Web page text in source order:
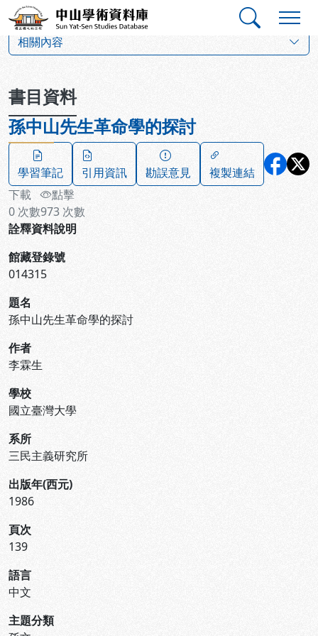
跳到主要內容
中山學術資料庫
相關內容
書目資料
孫中山先生革命學的探討
學習筆記 引用資訊 勘誤意見
複製連結
下載
0 次數
點擊
973 次數
詮釋資料說明
館藏登錄號
014315
題名
孫中山先生革命學的探討
作者
李霖生
學校
國立臺灣大學
系所
三民主義研究所
出版年(西元)
1986
頁次
139
語言
中文
主題分類